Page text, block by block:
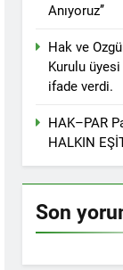
2025’te
ASLA VAZ
geçmedi
Kurd li dora
Anıyoruz’’
Hak ve
Kurulu
ifade verdi.
HAK–PAR
HALKIN
Son